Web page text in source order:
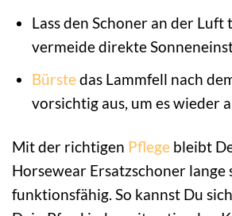
Lass den Schoner an der
vermeide direkte
Bürstedas Lammfell nach
vorsichtig aus, um es wieder
Mit der richtigen Pflege bleibt
Horsewear Ersatzschoner lange
funktionsfähig. So kannst Du